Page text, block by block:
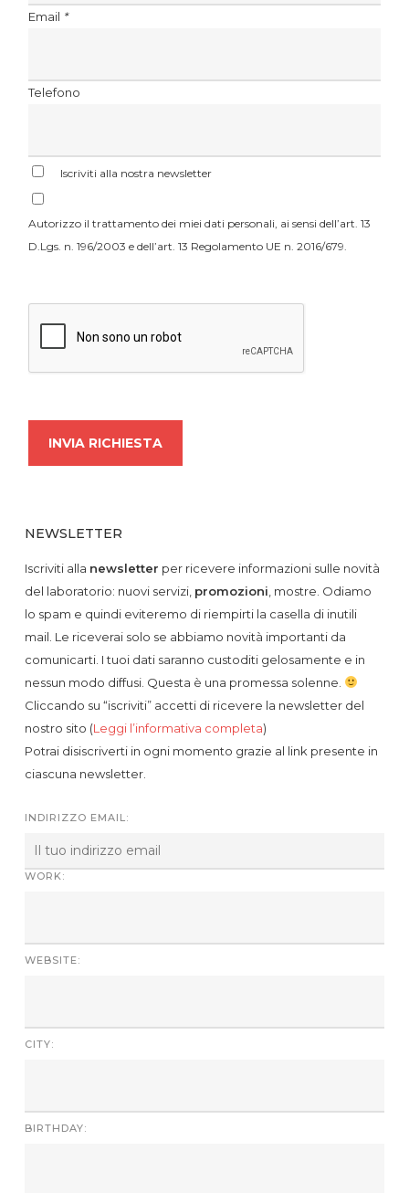
Email *
Telefono
Iscriviti alla nostra newsletter
Autorizzo il trattamento dei miei dati personali, ai sensi dell’art. 13
D.Lgs. n. 196/2003 e dell’art. 13 Regolamento UE n. 2016/679.
NEWSLETTER
Iscriviti alla newsletter per ricevere informazioni sulle novità
del laboratorio: nuovi servizi, promozioni , mostre. Odiamo
lo spam e quindi eviteremo di riempirti la casella di inutili
mail. Le riceverai solo se abbiamo novità importanti da
comunicarti. I tuoi dati saranno custoditi gelosamente e in
nessun modo diffusi. Questa è una promessa solenne.
Cliccando su “iscriviti” accetti di ricevere la newsletter del
nostro sito (Leggi l’informativa completa)
Potrai disiscriverti in ogni momento grazie al link presente in
ciascuna newsletter.
INDIRIZZO EMAIL:
WORK:
WEBSITE:
CITY:
BIRTHDAY: